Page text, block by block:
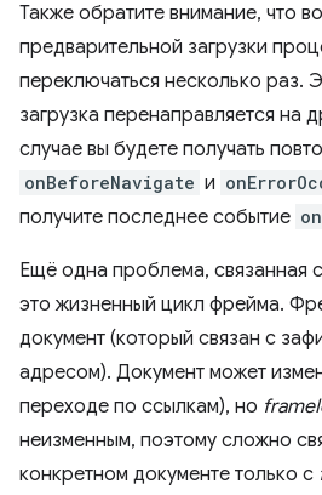
Также обратите внимание, что
предварительной загрузки
переключаться несколько раз.
загрузка перенаправляется на
случае вы будете получать
onBeforeNavigate и
получите последнее событие
Ещё одна проблема, связанная
это жизненный цикл фрейма.
документ (который связан с
адресом). Документ может
переходе по ссылкам), но
неизменным, поэтому сложно
конкретном документе только с